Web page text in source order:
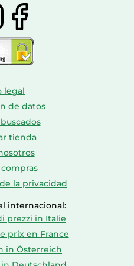
legal
de datos
tienda
la privacidad
internacional:
prezzi in Italie
prix en France
in Österreich